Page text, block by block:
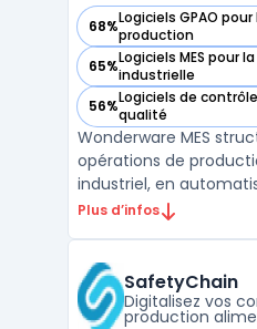
68%Logiciels GPAO
production
— voir Wonderware MES
65%Logiciels MES pour
industrielle
— voir Wonderware MES
56%Logiciels de
qualité
— voir Wonderware MES
Wonderware MES
opérations de
industriel, en
standardisation et
répond au besoin de
ressources, les o ...
Plus d’infos
SafetyChain
Digitalisez vos
production